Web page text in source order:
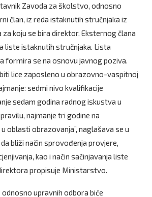
Zavoda za školstvo, odnosno
član, iz reda istaknutih stručnjaka iz
koju se bira direktor. Eksternog člana
liste istaknutih stručnjaka. Lista
formira se na osnovu javnog poziva.
lice zaposleno u obrazovno-vaspitnoj
sedmi nivo kvalifikacije
sedam godina radnog iskustva u
najmanje tri godine na
oblasti obrazovanja”, naglašava se u
bliži način sprovođenja provjere,
kao i način sačinjavanja liste
propisuje Ministarstvo.
upravnih odbora biće